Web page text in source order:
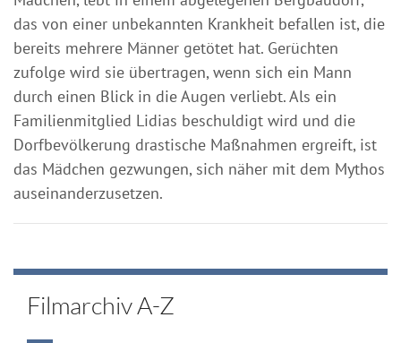
das von einer unbekannten Krankheit befallen ist, die
bereits mehrere Männer getötet hat. Gerüchten
zufolge wird sie übertragen, wenn sich ein Mann
durch einen Blick in die Augen verliebt. Als ein
Familienmitglied Lidias beschuldigt wird und die
Dorfbevölkerung drastische Maßnahmen ergreift, ist
das Mädchen gezwungen, sich näher mit dem Mythos
auseinanderzusetzen.
Filmarchiv A-Z